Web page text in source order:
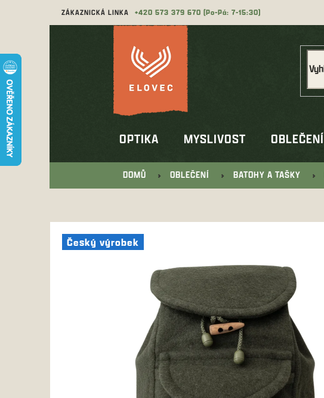
ZÁKAZNICKÁ LINKA 573 379 670
OPTIKA MYSLIVOST OBLEČENÍ
DOMŮ OBLEČENÍ BATOHY A TAŠKY
Český výrobek
Český výrobek